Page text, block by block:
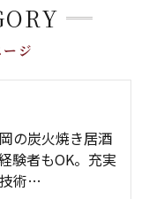
ジ
の炭火焼き居酒
験者もOK。充実
術…